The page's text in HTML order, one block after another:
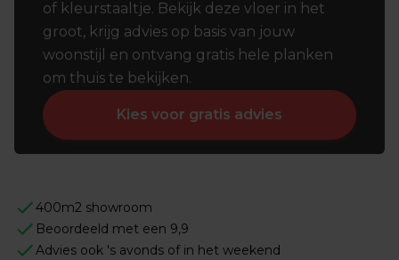
of kleurstaaltje. Bekijk deze vloer in het
groot, krijg advies op basis van jouw
woonstijl en ontvang gratis hele planken
om thuis te bekijken.
Kies voor gratis advies
400m2 showroom
Beoordeeld met een 9,9
Advies ook 's avonds of in het weekend